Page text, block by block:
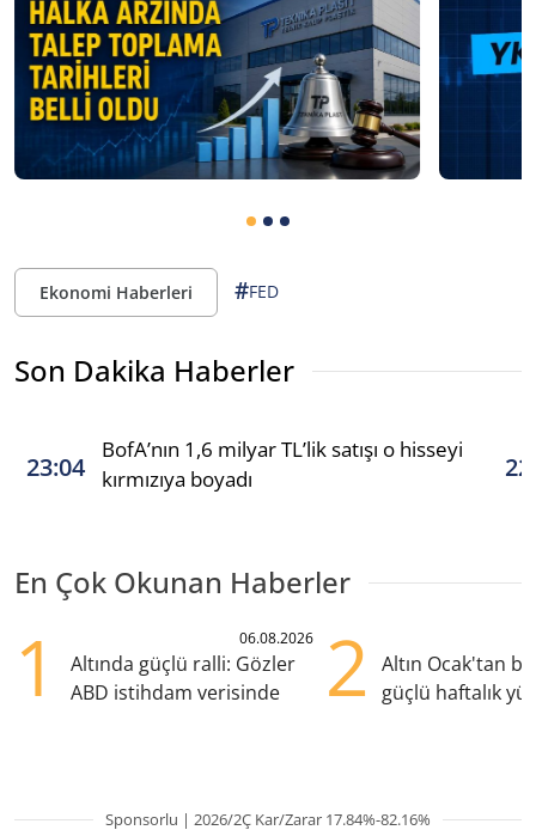
Ekonomi Haberleri #FED
Son Dakika Haberler
23:04
BofA’nın 1,6 milyar TL’lik satışı o hisseyi
kırmızıya boyadı
En Çok Okunan Haberler
1 06.08.2026
Altında güçlü ralli: Gözler
ABD istihdam verisinde
2
Altın Ocak'tan
güçlü haftalık
Sponsorlu | 2026/2Ç Kar/Zarar 17.84%-82.16%